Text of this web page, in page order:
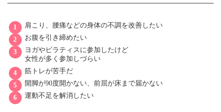
肩こり、腰痛などの身体の不調を改善したい
お腹を引き締めたい
ヨガやピラティスに参加したけど
女性が多く参加しづらい
筋トレが苦手だ
開脚が90度開かない、前屈が床まで届かない
運動不足を解消したい